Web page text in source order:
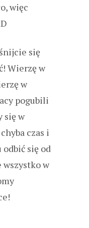
więc
się
Wierzę w
w
pogubili
się w
czas i
się od
wszystko w